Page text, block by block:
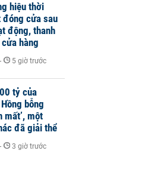
hiệu thời
cửa sau
động, thanh
cửa hàng
- 5 giờ trước
tỷ của
bỗng
mất’, một
đã giải thể
- 3 giờ trước